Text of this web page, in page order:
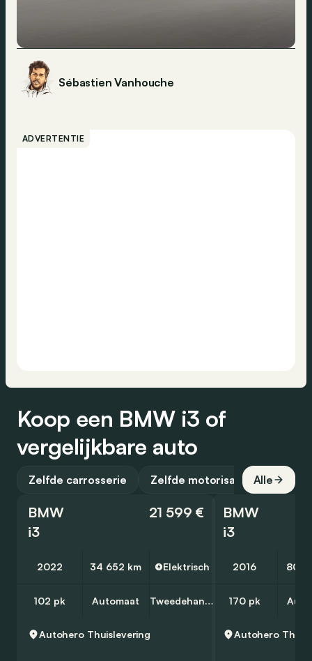
Sébastien Vanhouche
ADVERTENTIE
Koop een BMW i3 of
vergelijkbare auto
Zelfde carrosserie Zelfde motorisatie Alle
BMW
i3
21 599 €
2022 34 652 km Elektrisch
102 pk Automaat Tweedehands
Autohero Thuislevering
BMW
i3
2016 80
170 pk
Autohero